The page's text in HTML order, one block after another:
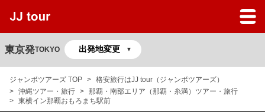
東京発TOKYO
JJツアーのサービスガイド
よくある質問
予約の確認
ジャンボツアーズ TOP
格安旅行はJJ tour（ジャンボツアーズ）
沖縄ツアー・旅行
那覇・南部エリア（那覇・糸満）ツアー・旅行
東横イン那覇おもろまち駅前